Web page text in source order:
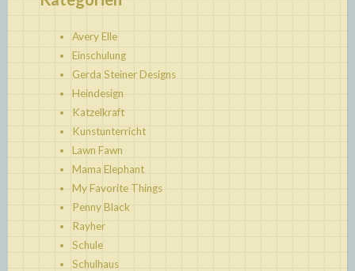
Avery Elle
Einschulung
Gerda Steiner Designs
Heindesign
Katzelkraft
Kunstunterricht
Lawn Fawn
Mama Elephant
My Favorite Things
Penny Black
Rayher
Schule
Schulhaus